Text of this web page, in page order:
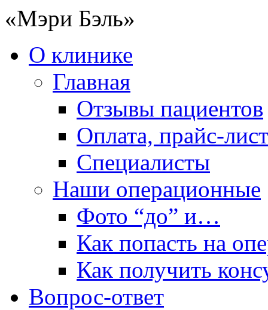
«Мэри Бэль»
О клинике
Главная
Отзывы пациентов
Оплата, прайс-лист
Специалисты
Наши операционные
Фото “до” и…
Как попасть на
Как получить
Вопрос-ответ